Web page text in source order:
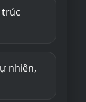
trúc
nhiên,